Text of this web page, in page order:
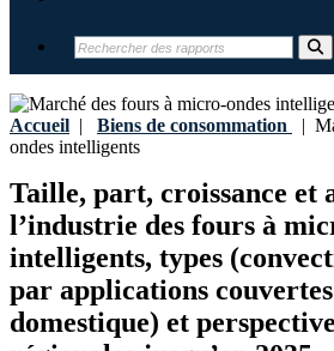
Accueil | Biens de consommation |
ondes intelligents
Taille, part, croissance et
l’industrie des fours à
intelligents, types
par applications
domestique) et